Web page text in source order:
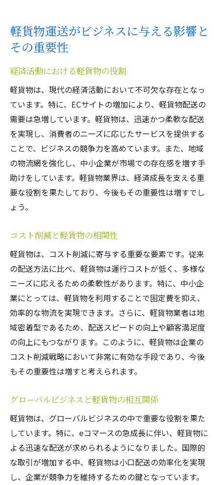
軽貨物運送がビジネスに与える影響と
その重要性
経済活動における軽貨物の役割
軽貨物は、現代の経済活動において不可欠な存在となっ
ています。特に、ECサイトの増加により、軽貨物配送の
需要は急増しています。軽貨物は、迅速かつ柔軟な配送
を実現し、消費者のニーズに応じたサービスを提供する
ことで、ビジネスの競争力を高めています。また、地域
の物流網を強化し、中小企業が市場での存在感を増す手
助けをしています。軽貨物業界は、経済成長を支える重
要な役割を果たしており、今後もその重要性は増すでし
ょう。
コスト削減と軽貨物の相関性
軽貨物は、コスト削減に寄与する重要な要素です。従来
の配送方法に比べ、軽貨物は運行コストが低く、多様な
ニーズに応えるための柔軟性があります。特に、中小企
業にとっては、軽貨物を利用することで固定費を抑え、
効率的な物流を実現できます。さらに、軽貨物業者は地
域密着型であるため、配送スピードの向上や顧客満足度
の向上にもつながります。このように、軽貨物は企業の
コスト削減戦略において非常に有効な手段であり、今後
もその重要性は増すと考えられます。
グローバルビジネスと軽貨物の相互関係
軽貨物は、グローバルビジネスの中で重要な役割を果た
しています。特に、eコマースの急成長に伴い、軽貨物に
よる迅速な配送が求められるようになりました。国際的
な取引が増加する中、軽貨物は小口配送の効率化を実現
し、企業が競争力を維持するための鍵となっています。